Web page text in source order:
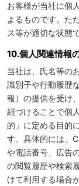
お客様が当社に個
よるものです。た
ス等が適切な状態
10.個人関連情報
当社は、氏名等の
識別子や行動履歴
報）の提供を受け
紐づけることで個
的」に定める目的
す。具体的には、
や電話番号、広告
の閲覧履歴や検索
けて利用する場合